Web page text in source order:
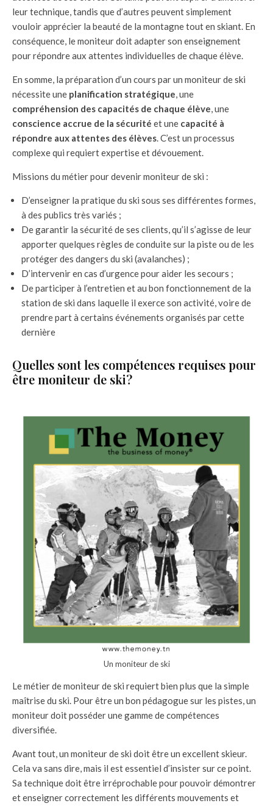
leur technique, tandis que d’autres peuvent simplement
vouloir apprécier la beauté de la montagne tout en skiant. En
conséquence, le moniteur doit adapter son enseignement
pour répondre aux attentes individuelles de chaque élève.
En somme, la préparation d’un cours par un moniteur de ski
nécessite une planification stratégique , une
compréhension des capacités de chaque élève , une
conscience accrue de la sécurité et une capacité à
répondre aux attentes des élèves . C’est un processus
complexe qui requiert expertise et dévouement.
Missions du métier pour devenir moniteur de ski :
D’enseigner la pratique du ski sous ses différentes formes,
à des publics très variés ;
De garantir la sécurité de ses clients, qu’il s’agisse de leur
apporter quelques règles de conduite sur la piste ou de les
protéger des dangers du ski (avalanches) ;
D’intervenir en cas d’urgence pour aider les secours ;
De participer à l’entretien et au bon fonctionnement de la
station de ski dans laquelle il exerce son activité, voire de
prendre part à certains événements organisés par cette
dernière
Quelles sont les compétences requises pour
être moniteur de ski?
Un moniteur de ski
Le métier de moniteur de ski requiert bien plus que la simple
maîtrise du ski. Pour être un bon pédagogue sur les pistes, un
moniteur doit posséder une gamme de compétences
diversifiée.
Avant tout, un moniteur de ski doit être un excellent skieur.
Cela va sans dire, mais il est essentiel d’insister sur ce point.
Sa technique doit être irréprochable pour pouvoir démontrer
et enseigner correctement les différents mouvements et